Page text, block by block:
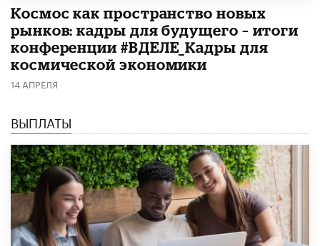
Космос как пространство новых
рынков: кадры для будущего – итоги
конференции #ВДЕЛЕ_Кадры для
космической экономики
14 АПРЕЛЯ
ВЫПЛАТЫ